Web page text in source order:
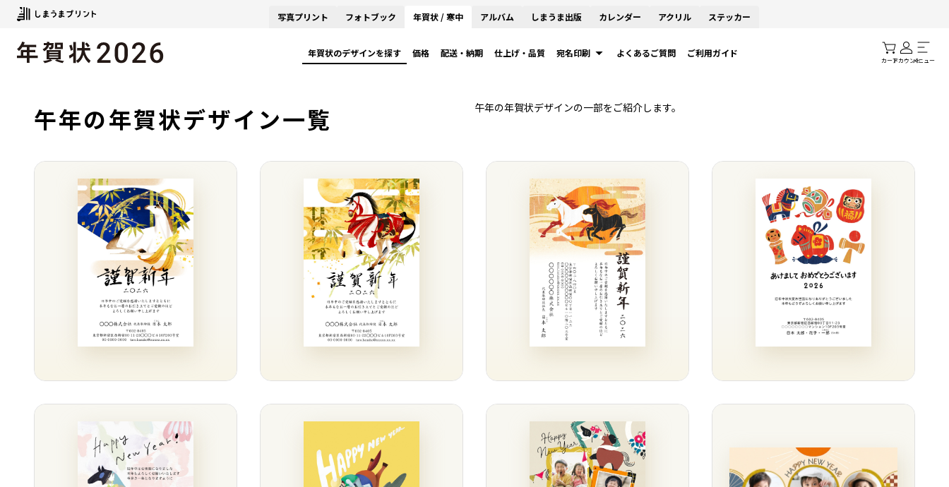
写真プリント フォトブック 年賀状 / 寒中 アルバム しまうま出版 カレンダー アクリル ステッカー
年賀状のデザインを探す 価格 配送・納期 仕上げ・品質 宛名印刷 よくあるご質問 ご利用ガイド
カートアカウントメニュー
午年の年賀状デザイン一覧 午年の年賀状デザインの一部をご紹介します。